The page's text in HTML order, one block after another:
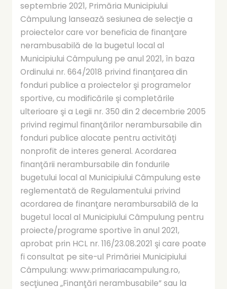
septembrie 2021, Primăria Municipiului
Câmpulung lansează sesiunea de selecţie a
proiectelor care vor beneficia de finanţare
nerambusabilă de la bugetul local al
Municipiului Câmpulung pe anul 2021, în baza
Ordinului nr. 664/2018 privind finanţarea din
fonduri publice a proiectelor şi programelor
sportive, cu modificările şi completările
ulterioare şi a Legii nr. 350 din 2 decembrie 2005
privind regimul finanţărilor nerambursabile din
fonduri publice alocate pentru activităţi
nonprofit de interes general. Acordarea
finanţării nerambursabile din fondurile
bugetului local al Municipiului Câmpulung este
reglementată de Regulamentului privind
acordarea de finanţare nerambursabilă de la
bugetul local al Municipiului Câmpulung pentru
proiecte/programe sportive în anul 2021,
aprobat prin HCL nr. 116/23.08.2021 şi care poate
fi consultat pe site-ul Primăriei Municipiului
Câmpulung: www.primariacampulung.ro,
secţiunea „Finanţări nerambusabile” sau la